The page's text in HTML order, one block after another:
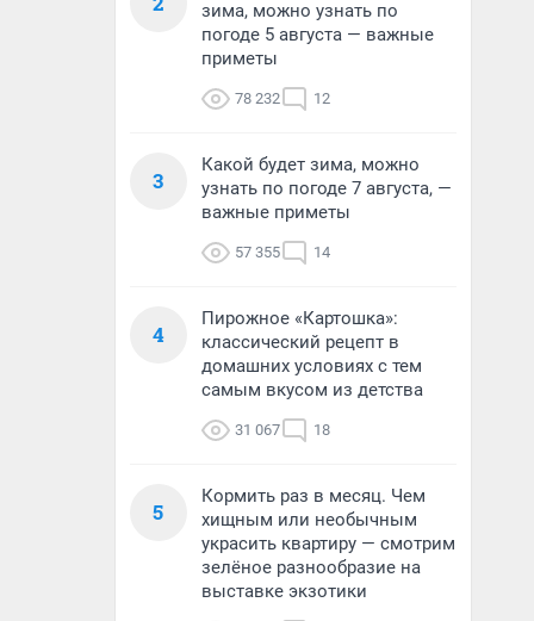
зима, можно узнать по
погоде 5 августа — важные
приметы
78 232 12
3
Какой будет зима, можно
узнать по погоде 7 августа, —
важные приметы
57 355 14
4
Пирожное «Картошка»:
классический рецепт в
домашних условиях с тем
самым вкусом из детства
31 067 18
5
Кормить раз в месяц. Чем
хищным или необычным
украсить квартиру — смотрим
зелёное разнообразие на
выставке экзотики